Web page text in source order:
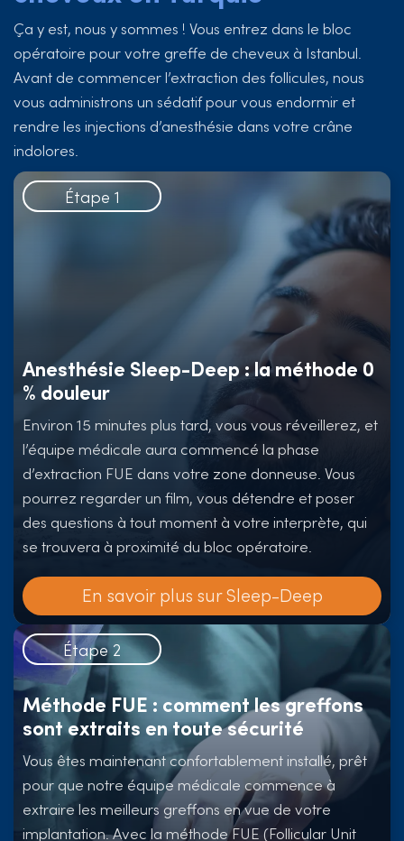
Ça y est, nous y sommes ! Vous entrez dans le bloc
opératoire pour votre greffe de cheveux à Istanbul.
Avant de commencer l’extraction des follicules, nous
vous administrons un sédatif pour vous endormir et
rendre les injections d’anesthésie dans votre crâne
indolores.
Étape 1
Anesthésie Sleep-Deep : la méthode 0
% douleur
Environ 15 minutes plus tard, vous vous réveillerez, et
l’équipe médicale aura commencé la phase
d’extraction FUE dans votre zone donneuse. Vous
pourrez regarder un film, vous détendre et poser
des questions à tout moment à votre interprète, qui
se trouvera à proximité du bloc opératoire.
En savoir plus sur Sleep-Deep
Étape 2
Méthode FUE : comment les greffons
sont extraits en toute sécurité
Vous êtes maintenant confortablement installé, prêt
pour que notre équipe médicale commence à
extraire les meilleurs greffons en vue de votre
implantation. Avec la méthode FUE (Follicular Unit